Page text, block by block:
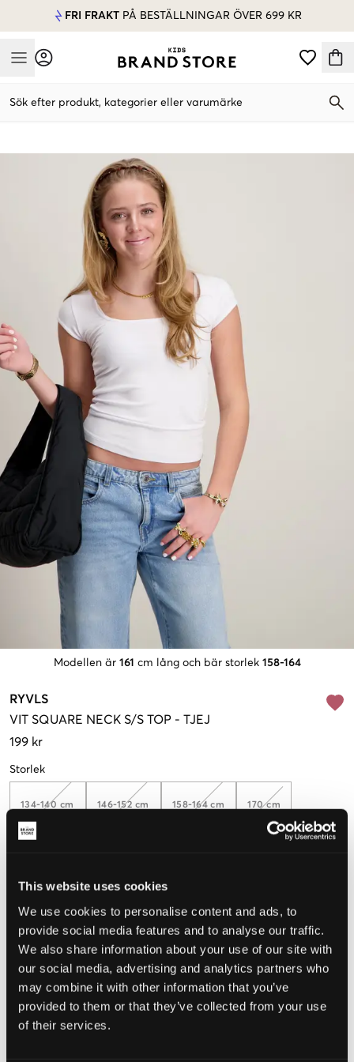
This website uses cookies
We use cookies to personalise content and ads, to
provide social media features and to analyse our traffic.
We also share information about your use of our site with
our social media, advertising and analytics partners who
may combine it with other information that you’ve
provided to them or that they’ve collected from your use
of their services.
FRI FRAKT PÅ BESTÄLLNINGAR ÖVER 699 KR
Mobile Menu
Sök efter produkt, kategorier eller varumärke
Modellen är 161 cm lång och bär storlek 158-164
RYVLS
VIT SQUARE NECK S/S TOP - TJEJ
199 kr
Storlek
134-140 cm 146-152 cm 158-164 cm 170 cm
Liten Perfekt
VÄLJ STORLEK
Fri frakt på beställningar över 699 kr